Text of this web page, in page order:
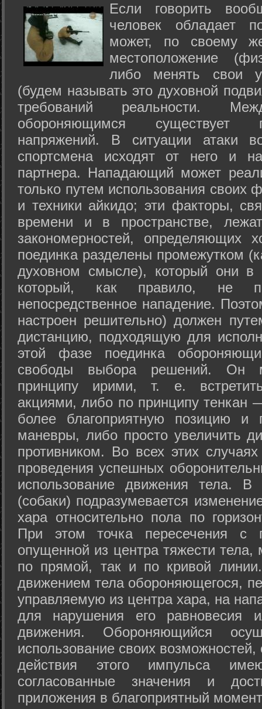
Если говорить
человек обладает
может, по своему
местоположение
либо менять свои
(будем называть это духовной
требований реальности.
обороняющимся существует
напряжений. В ситуации атаки
спортсмена исходят от него и
партнера. Нападающий может
только путем использования своих
и техники айкидо; эти факторы,
времени и в пространстве,
закономерностей, определяющих
поединка разделены промежутком
духовном смысле), который они в
который, как правило, не
непосредственное нападение.
настроен решительно) должен
дистанцию, подходящую для
этой фазе поединка
свободы выбора решений. Он
принципу ирими, т. е.
акциями, либо по принципу тенкан
более благоприятную позицию и
маневры, либо просто увеличить
противником. Во всех этих
проведения успешных
использование движения тела.
(собаки) подразумевается
хара относительно пола по
При этом точка пересечения с
опущенной из центра тяжести
по прямой, так и по кривой
движением тела обороняющегося,
управляемую из центра хара, на
для нарушения его равновесия
движения. Обороняющийся
использование своих
действия этого импульса
согласованные значения и
приложения в благоприятный